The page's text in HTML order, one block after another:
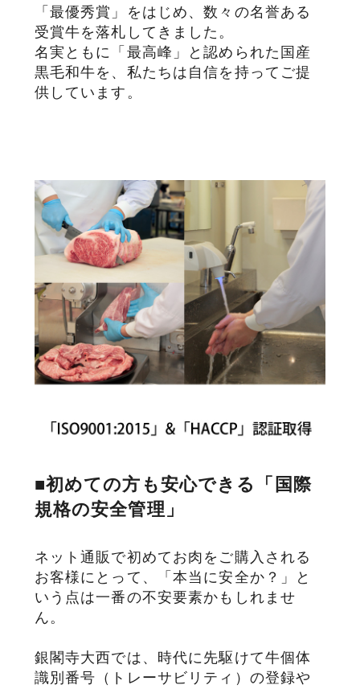
「最優秀賞」をはじめ、数々の名誉ある
受賞牛を落札してきました。
名実ともに「最高峰」と認められた国産
黒毛和牛を、私たちは自信を持ってご提
供しています。
■初めての方も安心できる「国際
規格の安全管理」
ネット通販で初めてお肉をご購入される
お客様にとって、「本当に安全か？」と
いう点は一番の不安要素かもしれませ
ん。
銀閣寺大西では、時代に先駆けて牛個体
識別番号（トレーサビリティ）の登録や